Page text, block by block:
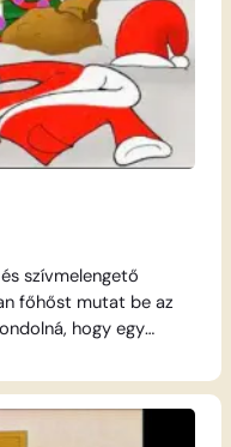
szívmelengető
főhőst mutat be az
hogy egy
ajándékosztó
bizonyítja be a
vagy a
segítőkészség az,…